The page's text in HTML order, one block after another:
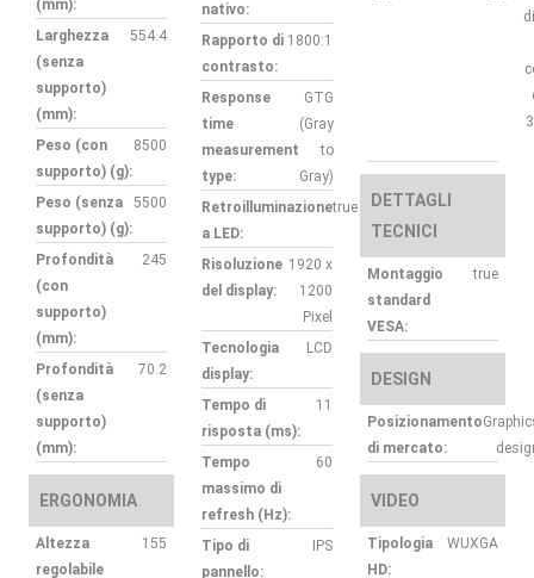
(mm):
Larghezza
(senza
supporto)
(mm):
554.4
Peso (con
supporto) (g):
8500
Peso (senza
supporto) (g):
5500
Profondità
(con
supporto)
(mm):
245
Profondità
(senza
supporto)
(mm):
70.2
ERGONOMIA
Altezza
regolabile
155
nativo:
Rapporto di
contrasto:
1800:1
Response
time
measurement
type:
GTG
(Gray
to
Gray)
Retroilluminazione
a LED:
true
Risoluzione
del display:
1920 x
1200
Pixel
Tecnologia
display:
LCD
Tempo di
risposta (ms):
11
Tempo
massimo di
refresh (Hz):
60
Tipo di
pannello:
IPS
DETTAGLI
TECNICI
Montaggio
standard
VESA:
true
DESIGN
Posizionamento
di mercato:
VIDEO
Tipologia
HD:
WUXGA